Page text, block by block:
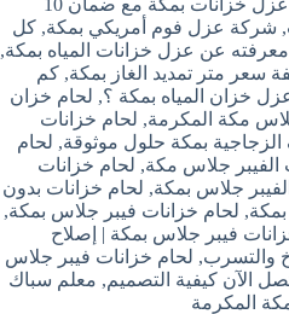
شركة عزل خزانات بمكة مع ضمان 10
, شركة عزل فوم أمريكي بمكة,كل
معرفته عن عزل خزانات المياه بمكة,
سعر متر تمديد الغاز بمكة,كم
خزان المياه بمكة ؟, لحام خزان
مكة المكرمة, لحام خزانات
الزجاجية بمكة حلول موثوقة, لحام
الفيبر جلاس مكة, لحام خزانات
الفيبر جلاس بمكة, لحام خزانات بدون
, لحام خزانات فيبر جلاس بمكة,
فيبر جلاس بمكة | إصلاح
والتسرب, لحام خزانات فيبر جلاس
الآن كيفية التصميم, معلم سباك
المكرمة